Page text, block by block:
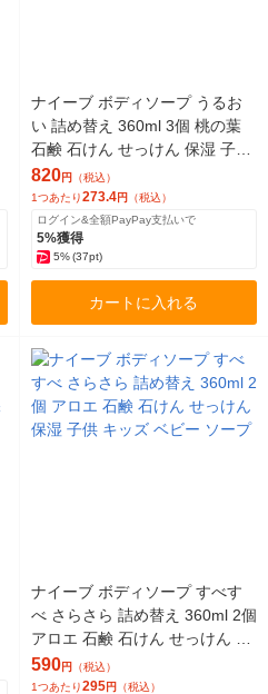
ナイーブ ボディソープ うるお
い 詰め替え 360ml 3個 桃の葉
石鹸 石けん せっけん 保湿 子供
キッズ ベビー ソープ
820円
（税込）
1つあたり273.4円
（税込）
ログイン&全額PayPay支払いで
5%獲得
5% (37pt)
カートに入れる
ナイーブ ボディソープ すべす
べ さらさら 詰め替え 360ml 2個
アロエ 石鹸 石けん せっけん 保
湿 子供 キッズ ベビー ソープ
590円 （税込）
1つあたり295円 （税込）